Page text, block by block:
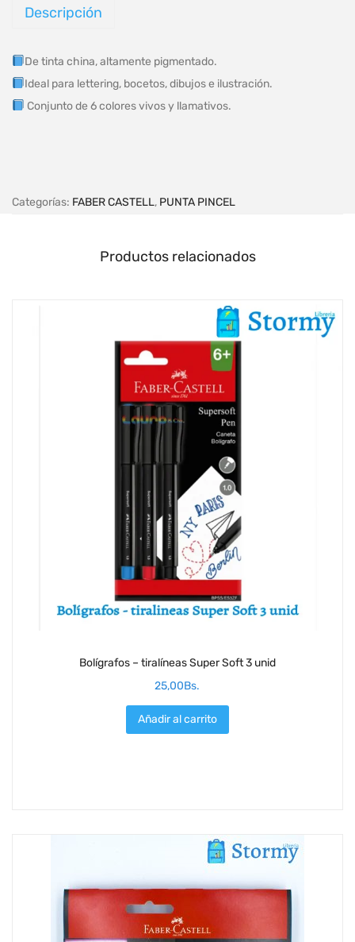
Descripción
De tinta china, altamente pigmentado.
Ideal para lettering, bocetos, dibujos e ilustración.
Conjunto de 6 colores vivos y llamativos.
Categorías: FABER CASTELL, PUNTA PINCEL
Productos relacionados
Bolígrafos – tiralíneas Super Soft 3 unid
25,00Bs.
Añadir al carrito